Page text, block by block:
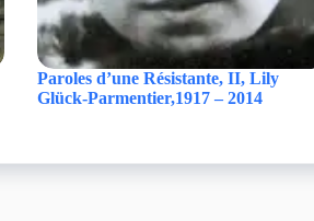
Paroles d’une Résistante, II, Lily
Glück-Parmentier,1917 – 2014